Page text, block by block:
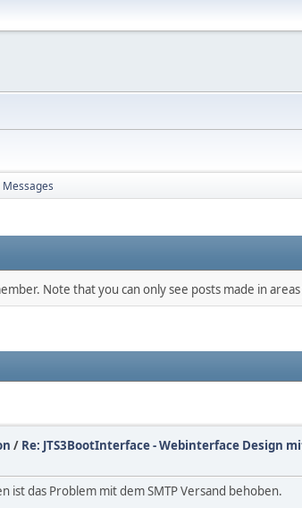
Messages
Note that you can only see posts made in
/ Re: JTS3BootInterface - Webinterface Design
das Problem mit dem SMTP Versand behoben.